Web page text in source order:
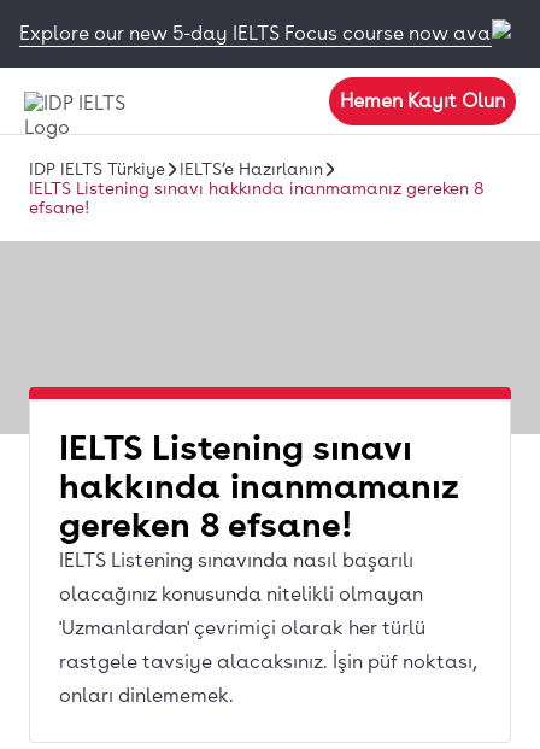
Explore our new 5-day IELTS Focus course now
Hemen Kayıt Olun
IDP IELTS Türkiye
IELTS’e Hazırlanın
IELTS Listening sınavı hakkında inanmamanız gereken 8
efsane!
IELTS Listening sınavı
hakkında inanmamanız
gereken 8 efsane!
IELTS Listening sınavında nasıl başarılı
olacağınız konusunda nitelikli olmayan
'Uzmanlardan' çevrimiçi olarak her türlü
rastgele tavsiye alacaksınız. İşin püf noktası,
onları dinlememek.